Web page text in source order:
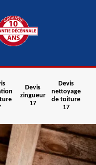
Devis
zingueur
17
Devis
nettoyage
de toiture
17